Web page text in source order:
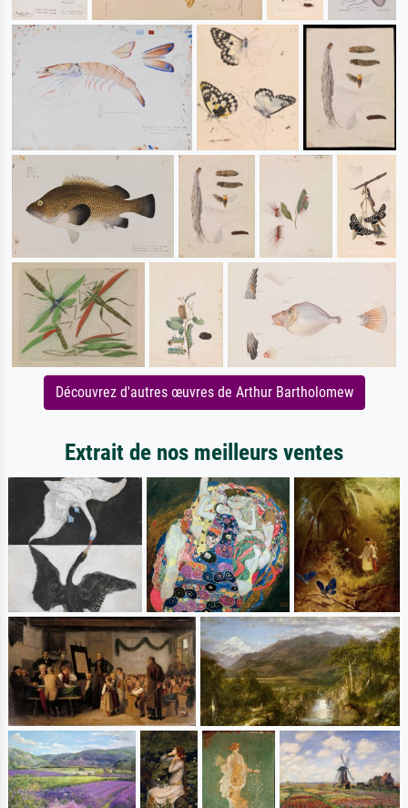
Découvrez d'autres œuvres de Arthur Bartholomew
Extrait de nos meilleurs ventes